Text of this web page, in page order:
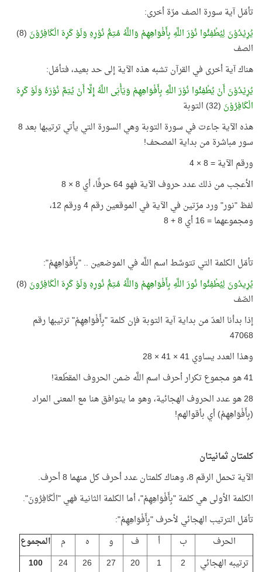
تأمّل آية سورة الصف مرّة أخرى:
يُرِيْدُوْنَ لِيُطْفِئُوا نُوْرَ اللَّهِ بِأَفْوَاهِهِمْ وَاللَّهُ مُتِمُّ نُوْرِهِ وَلَوْ كَرِهَ الْكَافِرُوْنَ
(8)
الصف
هناك آية أخرى في القرآن تشبه هذه الآية إلى حد بعيد، فتأمّل:
يُرِيْدُوْنَ أَنْ يُطْفِئُوا نُوْرَ اللَّهِ بِأَفْوَاهِهِمْ وَيَأْبَى اللَّهُ إِلَّا أَنْ يُتِمَّ نُوْرَهُ وَلَوْ كَرِهَ
الْكَافِرُوْنَ (32) التوبة
هذه الآية جاءت في سورة التوبة وهي السورة التي يأتي ترتيبها بعد 8
سور مباشرة من بداية المصحف!
ورقم الآية = 8 × 4
الأعجب من ذلك عدد حروف الآية فهو 64 حرفًا، أي 8 × 8
لفظ "نور" ورد مرّتين في الآية في الموقعين رقم 4 ورقم 12،
ومجموعهما = 16 أي 8 + 8
تأمّل الكلمة التي تتوسَّط اسم اللَّه في الموضعين .. "بِأَفْوَاهِهِمْ":
يُرِيدُونَ لِيُطْفِئُوا نُورَ اللَّهِ بِأَفْوَاهِهِمْ وَاللَّهُ مُتِمُّ نُورِهِ وَلَوْ كَرِهَ الْكَافِرُونَ
(8)
الصّف
إذا بدأنا العدّ من بداية آية التوبة فإن كلمة "بِأَفْوَاهِهِمْ" ترتيبها رقم
47068
وهذا العدد يساوي 41 × 41 × 28
41 هو مجموع تكرار أحرف اسم اللَّه ضمن الحروف المقطّعة!
28 هو عدد الحروف الهجائية، وهو ما يتوافق هنا مع المعنى المراد
(بِأَفْوَاهِهِمْ) أي بأقوالهم!
كلمتان ثمانيتان
الآية تحمل الرقم 8، وهناك كلمتان عدد أحرف كل منهما 8 أحرف.
الكلمة الأولى هي كلمة "بِأَفْوَاهِهِمْ"، أما الكلمة الثانية فهي "الْكَافِرُونَ".
تأمّل الترتيب الهجائي لأحرف "بِأَفْوَاهِهِمْ":
الحرف
ب أ ف و ه م
المجموع
ترتيبه الهجائي
2
1
20
27
26
24
100